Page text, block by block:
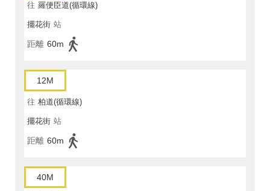
往 羅便臣道(循環線)
擺花街 站
距離 60m
12M
往 柏道(循環線)
擺花街 站
距離 60m
40M